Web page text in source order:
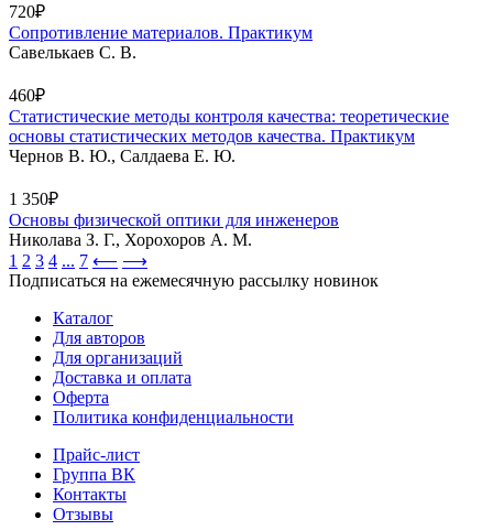
720₽
Сопротивление материалов. Практикум
Савелькаев С. В.
460₽
Статистические методы контроля качества: теоретические
основы статистических методов качества. Практикум
Чернов В. Ю., Салдаева Е. Ю.
1 350₽
Основы физической оптики для инженеров
Николава З. Г., Хорохоров А. М.
1 2 3 4 ... 7 ⟵ ⟶
Подписаться на ежемесячную рассылку новинок
Каталог
Для авторов
Для организаций
Доставка и оплата
Оферта
Политика конфиденциальности
Прайс-лист
Группа ВК
Контакты
Отзывы